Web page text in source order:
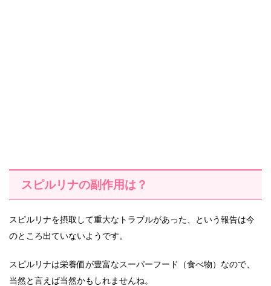
スピルリナの副作用は？
スピルリナを摂取して重大なトラブルがあった、という報告は今
のところ出ていないようです。
スピルリナは栄養価が豊富なスーパーフード（食べ物）なので、
当然と言えば当然かもしれませんね。